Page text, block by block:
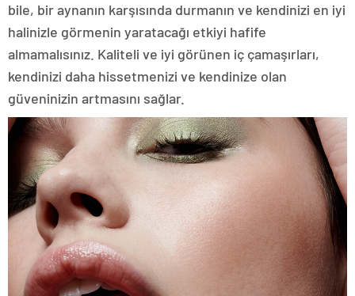
bile, bir aynanın karşısında durmanın ve kendinizi en iyi
halinizle görmenin yaratacağı etkiyi hafife
almamalısınız. Kaliteli ve iyi görünen iç çamaşırları,
kendinizi daha hissetmenizi ve kendinize olan
güveninizin artmasını sağlar.